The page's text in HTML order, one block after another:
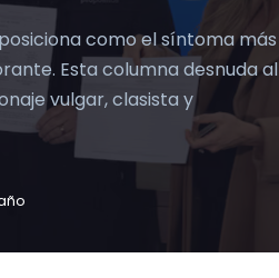
como el síntoma más
Esta columna desnuda al
vulgar, clasista y